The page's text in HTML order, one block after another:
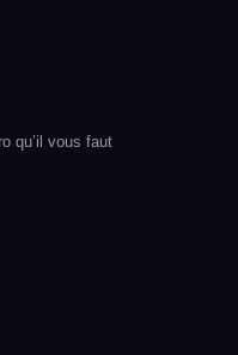
qu’il vous faut